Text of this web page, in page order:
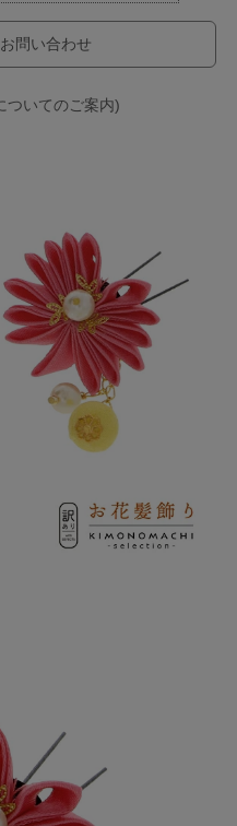
問い合わせ
ついてのご案内)